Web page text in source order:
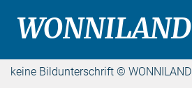
keine Bildunterschrift © WONNILAND
WONNILAND